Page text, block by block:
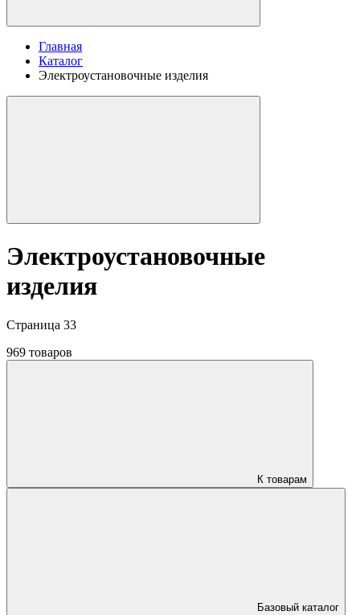
Главная
Каталог
Электроустановочные изделия
Электроустановочные
изделия
Страница 33
969 товаров
К товарам
Базовый каталог